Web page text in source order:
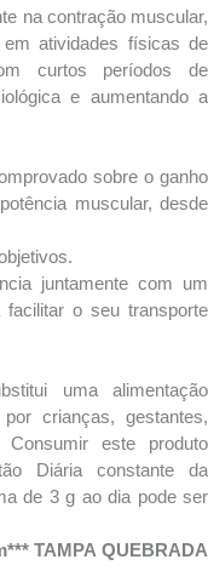
na contração muscular,
atividades físicas de
curtos períodos de
e aumentando a
sobre o ganho
muscular, desde
juntamente com um
o seu transporte
uma alimentação
crianças, gestantes,
este produto
Diária constante da
de 3 g ao dia pode ser
TAMPA QUEBRADA